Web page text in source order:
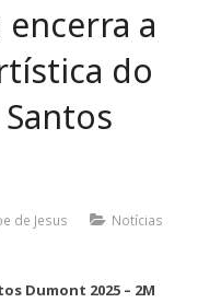
encerra a
do
de Jesus Notícias
Dumont 2025 – 2M